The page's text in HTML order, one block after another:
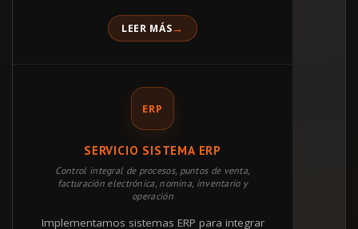
LEER MÁS
ERP
SERVICIO SISTEMA ERP
Control integral de procesos, puntos de venta,
facturación electrónica, nomina, inventario y
operación
Implementamos sistemas ERP para integrar